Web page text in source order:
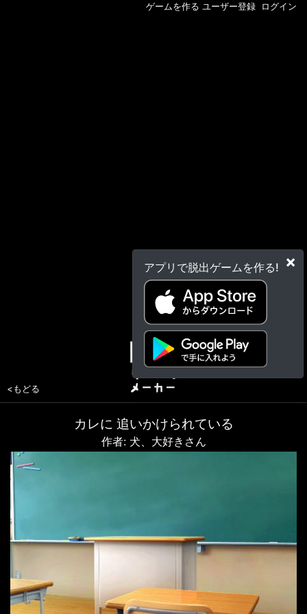
×
アプリで脱出ゲームを作る!
ゲームを作る ユーザー登録 ログイン
<もどる
カレに 追いかけられている
作者: 犬、大好きさん